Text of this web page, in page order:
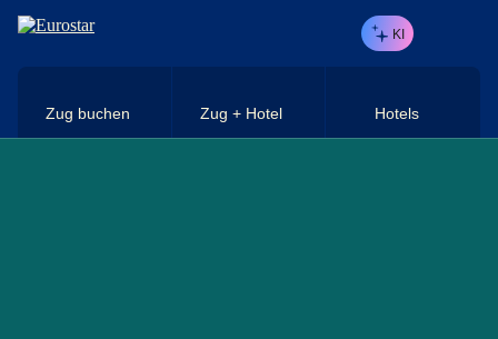
Direkt zum Hauptinhalt
KI
Zug buchen Zug + Hotel Hotels